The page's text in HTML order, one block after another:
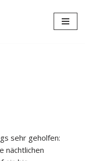
sehr geholfen:
nächtlichen